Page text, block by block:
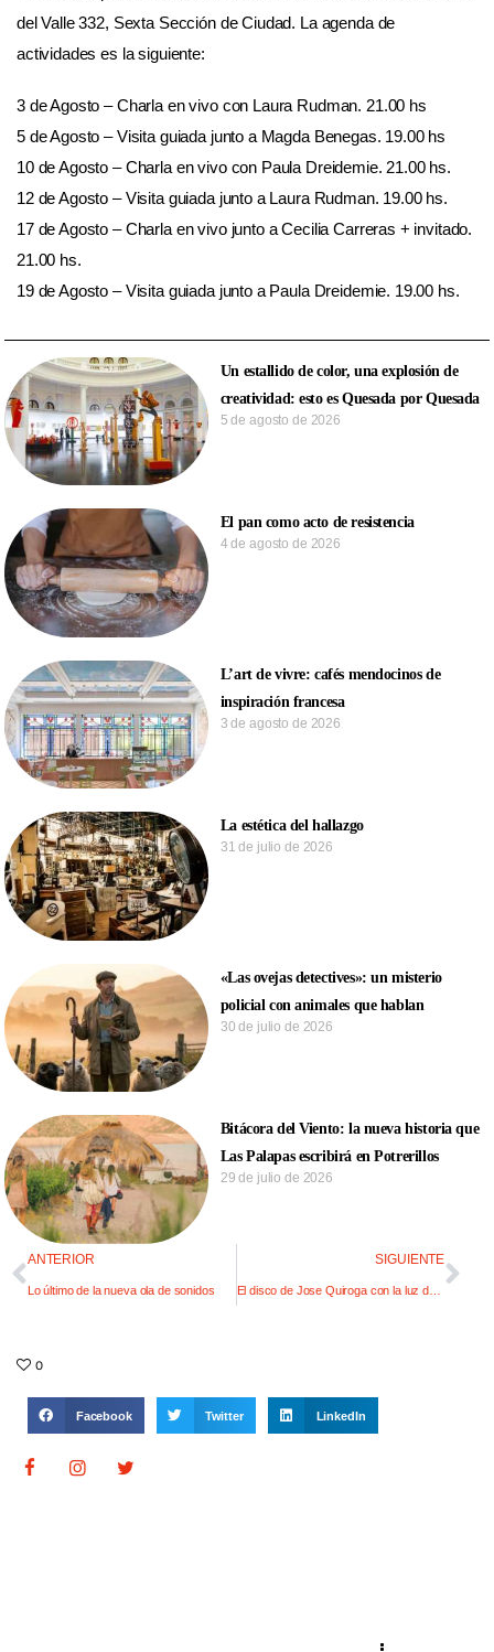
del Valle 332, Sexta Sección de Ciudad. La agenda de
actividades es la siguiente:
3 de Agosto – Charla en vivo con Laura Rudman. 21.00 hs
5 de Agosto – Visita guiada junto a Magda Benegas. 19.00 hs
10 de Agosto – Charla en vivo con Paula Dreidemie. 21.00 hs.
12 de Agosto – Visita guiada junto a Laura Rudman. 19.00 hs.
17 de Agosto – Charla en vivo junto a Cecilia Carreras + invitado.
21.00 hs.
19 de Agosto – Visita guiada junto a Paula Dreidemie. 19.00 hs.
Un estallido de color, una explosión de
creatividad: esto es Quesada por Quesada
5 de agosto de 2026
El pan como acto de resistencia
4 de agosto de 2026
L’art de vivre: cafés mendocinos de
inspiración francesa
3 de agosto de 2026
La estética del hallazgo
31 de julio de 2026
«Las ovejas detectives»: un misterio
policial con animales que hablan
30 de julio de 2026
Bitácora del Viento: la nueva historia que
Las Palapas escribirá en Potrerillos
29 de julio de 2026
ANTERIOR
Lo último de la nueva ola de sonidos
SIGUIENTE
El disco de Jose Quiroga con la luz de su hija Luna
0
Facebook Twitter LinkedIn